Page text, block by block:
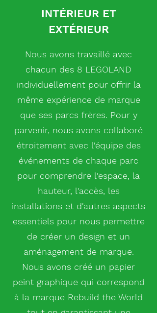
INTÉRIEUR ET
EXTÉRIEUR
Nous avons travaillé avec
chacun des 8 LEGOLAND
individuellement pour offrir la
même expérience de marque
que ses parcs frères. Pour y
parvenir, nous avons collaboré
étroitement avec l'équipe des
événements de chaque parc
pour comprendre l'espace, la
hauteur, l'accès, les
installations et d'autres aspects
essentiels pour nous permettre
de créer un design et un
aménagement de marque.
Nous avons créé un papier
peint graphique qui correspond
à la marque Rebuild the World